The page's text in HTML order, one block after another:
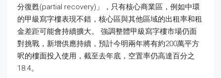
分復甦(partial recovery)」，只有核心商業區，例如中環
的甲級寫字樓表現不錯，核心區與其他區域的出租率和租
金差距可能會持續擴大。 強調整體甲級寫字樓市場仍面
對挑戰，新增供應持續，預計今明兩年將有約200萬平方
呎的樓面投入使用，截至去年底，空置率仍高達百分之
18.4。